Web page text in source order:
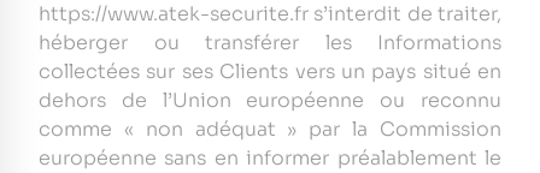
https://www.atek-securite.fr s’interdit de traiter,
héberger ou transférer les Informations
collectées sur ses Clients vers un pays situé en
dehors de l’Union européenne ou reconnu
comme « non adéquat » par la Commission
européenne sans en informer préalablement le